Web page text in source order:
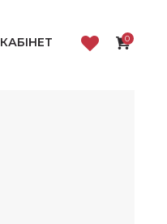
КАБІНЕТ 0